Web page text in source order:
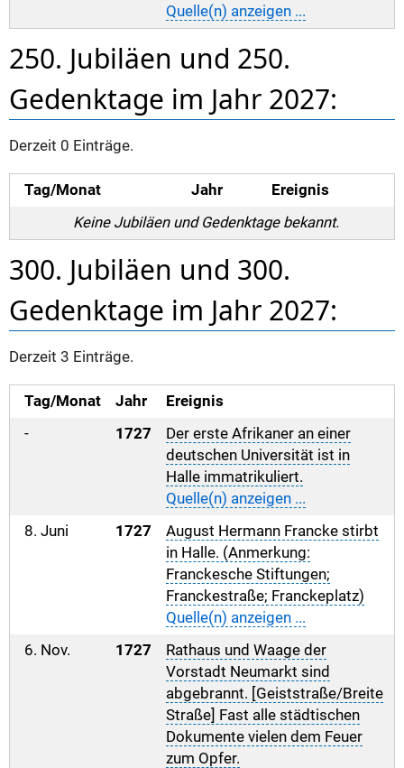
Quelle(n) anzeigen ...
250. Jubiläen und 250.
Gedenktage im Jahr 2027:
Derzeit 0 Einträge.
Tag/Monat Jahr
Ereignis
Keine Jubiläen und Gedenktage bekannt.
300. Jubiläen und 300.
Gedenktage im Jahr 2027:
Derzeit 3 Einträge.
Tag/Monat Jahr
Ereignis
-
1727
Der erste Afrikaner an einer
deutschen Universität ist in
Halle immatrikuliert.
Quelle(n) anzeigen ...
8. Juni
1727
August Hermann Francke stirbt
in Halle. (Anmerkung:
Franckesche Stiftungen;
Franckestraße; Franckeplatz)
Quelle(n) anzeigen ...
6. Nov.
1727
Rathaus und Waage der
Vorstadt Neumarkt sind
abgebrannt. [Geiststraße/Breite
Straße] Fast alle städtischen
Dokumente vielen dem Feuer
zum Opfer.